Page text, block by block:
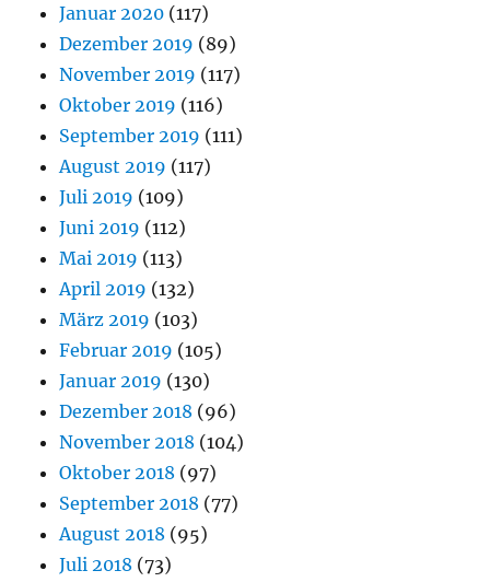
Januar 2020 (117)
Dezember 2019 (89)
November 2019 (117)
Oktober 2019 (116)
September 2019 (111)
August 2019 (117)
Juli 2019 (109)
Juni 2019 (112)
Mai 2019 (113)
April 2019 (132)
März 2019 (103)
Februar 2019 (105)
Januar 2019 (130)
Dezember 2018 (96)
November 2018 (104)
Oktober 2018 (97)
September 2018 (77)
August 2018 (95)
Juli 2018 (73)